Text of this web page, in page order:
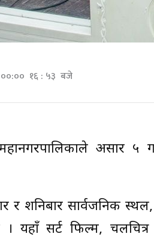
००:०० १६ : ५३ बजे
असार
र शनिबार सार्वजनिक
यहाँ सर्ट फिल्म,